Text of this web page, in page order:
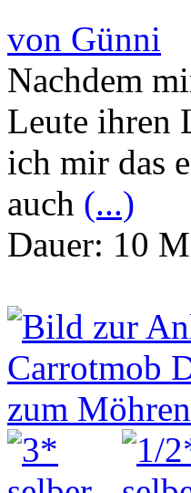
von Günni
Nachdem
Leute ihren
ich mir das
auch (...)
Dauer: 10